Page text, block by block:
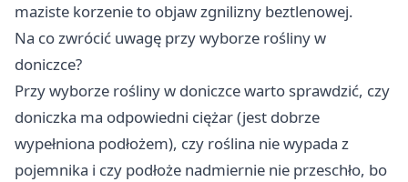
maziste korzenie to objaw zgnilizny beztlenowej.
Na co zwrócić uwagę przy wyborze rośliny w
doniczce?
Przy wyborze rośliny w doniczce warto sprawdzić, czy
doniczka ma odpowiedni ciężar (jest dobrze
wypełniona podłożem), czy roślina nie wypada z
pojemnika i czy podłoże nadmiernie nie przeschło, bo